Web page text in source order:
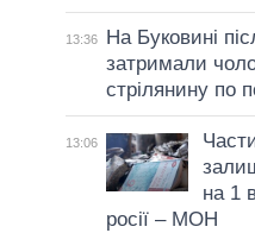
13:36
На Буковині
затримали
стрілянину по
13:06
на 1
росії – МОН